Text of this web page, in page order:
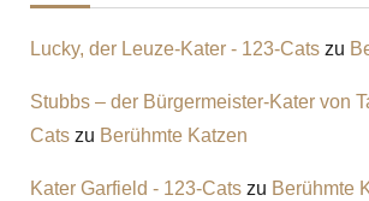
Lucky, der Leuze-Kater - 123-Catszu
Stubbs – der Bürgermeister-Kater von
Catszu Berühmte Katzen
Kater Garfield - 123-Catszu Berühmte